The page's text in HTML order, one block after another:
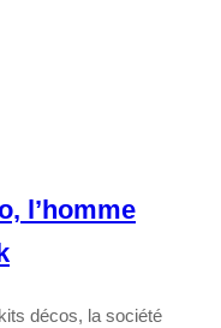
l’homme
décos, la société